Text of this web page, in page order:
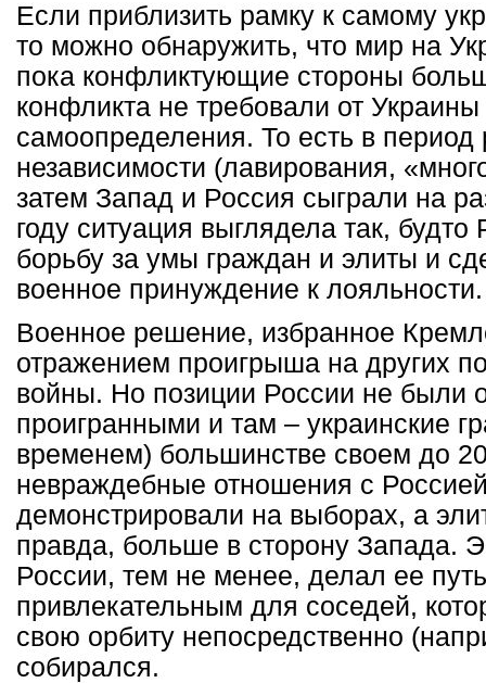
Если приблизить рамку к самому
то можно обнаружить, что мир на
пока конфликтующие стороны
конфликта не требовали от Украины
самоопределения. То есть в период
независимости (лавирования,
затем Запад и Россия сыграли на
году ситуация выглядела так, будто
борьбу за умы граждан и элиты и
военное принуждение к лояльности.
Военное решение, избранное
отражением проигрыша на других
войны. Но позиции России не были
проигранными и там – украинские
временем) большинстве своем до
невраждебные отношения с
демонстрировали на выборах, а
правда, больше в сторону Запада.
России, тем не менее, делал ее
привлекательным для соседей,
свою орбиту непосредственно
собирался.